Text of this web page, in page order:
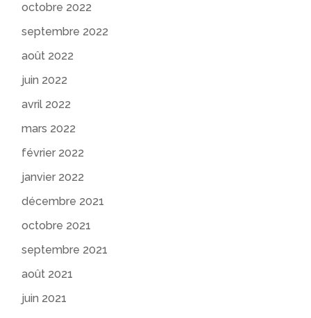
octobre 2022
septembre 2022
août 2022
juin 2022
avril 2022
mars 2022
février 2022
janvier 2022
décembre 2021
octobre 2021
septembre 2021
août 2021
juin 2021